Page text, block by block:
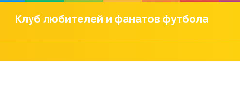
Клуб любителей и фанатов футбола